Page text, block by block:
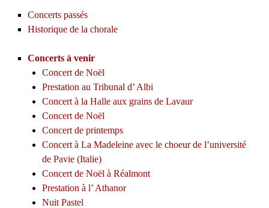
Concerts passés
Historique de la chorale
Concerts à venir
Concert de Noël
Prestation au Tribunal d’ Albi
Concert à la Halle aux grains de Lavaur
Concert de Noël
Concert de printemps
Concert à La Madeleine avec le choeur de l’université
de Pavie (Italie)
Concert de Noël à Réalmont
Prestation à l’ Athanor
Nuit Pastel